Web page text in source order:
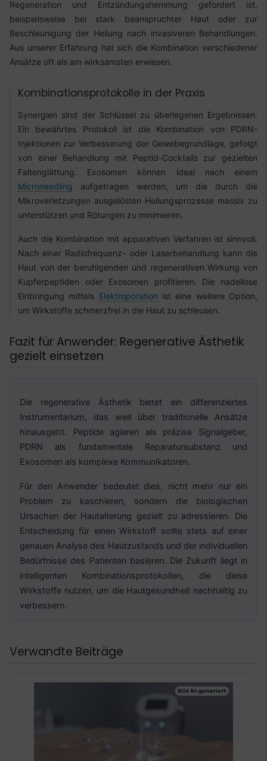
Regeneration und Entzündungshemmung gefordert ist,
beispielsweise bei stark beanspruchter Haut oder zur
Beschleunigung der Heilung nach invasiveren Behandlungen.
Aus unserer Erfahrung hat sich die Kombination verschiedener
Ansätze oft als am wirksamsten erwiesen.
Kombinationsprotokolle in der Praxis
Synergien sind der Schlüssel zu überlegenen Ergebnissen.
Ein bewährtes Protokoll ist die Kombination von PDRN-
Injektionen zur Verbesserung der Gewebegrundlage, gefolgt
von einer Behandlung mit Peptid-Cocktails zur gezielten
Faltenglättung. Exosomen können ideal nach einem
Microneedling aufgetragen werden, um die durch die
Mikroverletzungen ausgelösten Heilungsprozesse massiv zu
unterstützen und Rötungen zu minimieren.
Auch die Kombination mit apparativen Verfahren ist sinnvoll.
Nach einer Radiofrequenz- oder Laserbehandlung kann die
Haut von der beruhigenden und regenerativen Wirkung von
Kupferpeptiden oder Exosomen profitieren. Die nadellose
Einbringung mittels Elektroporation ist eine weitere Option,
um Wirkstoffe schmerzfrei in die Haut zu schleusen.
Fazit für Anwender: Regenerative Ästhetik
gezielt einsetzen
Die regenerative Ästhetik bietet ein differenziertes
Instrumentarium, das weit über traditionelle Ansätze
hinausgeht. Peptide agieren als präzise Signalgeber,
PDRN als fundamentale Reparatursubstanz und
Exosomen als komplexe Kommunikatoren.
Für den Anwender bedeutet dies, nicht mehr nur ein
Problem zu kaschieren, sondern die biologischen
Ursachen der Hautalterung gezielt zu adressieren. Die
Entscheidung für einen Wirkstoff sollte stets auf einer
genauen Analyse des Hautzustands und der individuellen
Bedürfnisse des Patienten basieren. Die Zukunft liegt in
intelligenten Kombinationsprotokollen, die diese
Wirkstoffe nutzen, um die Hautgesundheit nachhaltig zu
verbessern.
Verwandte Beiträge